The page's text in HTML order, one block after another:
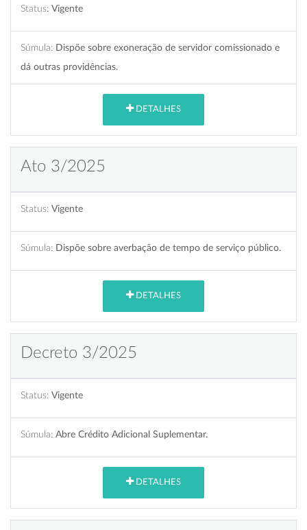
Status: Vigente
Súmula: Dispõe sobre exoneração de servidor comissionado e
dá outras providências.
DETALHES
Ato 3/2025
Status: Vigente
Súmula: Dispõe sobre averbação de tempo de serviço público.
DETALHES
Decreto 3/2025
Status: Vigente
Súmula: Abre Crédito Adicional Suplementar.
DETALHES